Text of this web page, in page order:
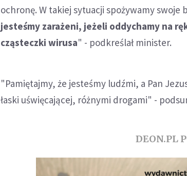
ochronę. W takiej sytuacji spożywamy
jesteśmy zarażeni, jeżeli oddychamy na
cząsteczki wirusa" - podkreślał minister.
"Pamiętajmy, że jesteśmy ludźmi, a Pan
łaski uświęcającej, różnymi drogami" -
DEON.PL